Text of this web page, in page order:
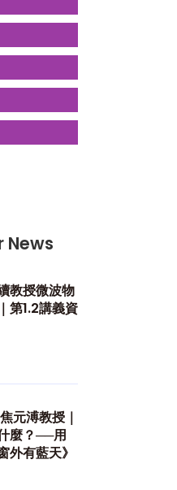
News
教授微波物
第1.2講義資
元溥教授｜
麼？──用
外有藍天》